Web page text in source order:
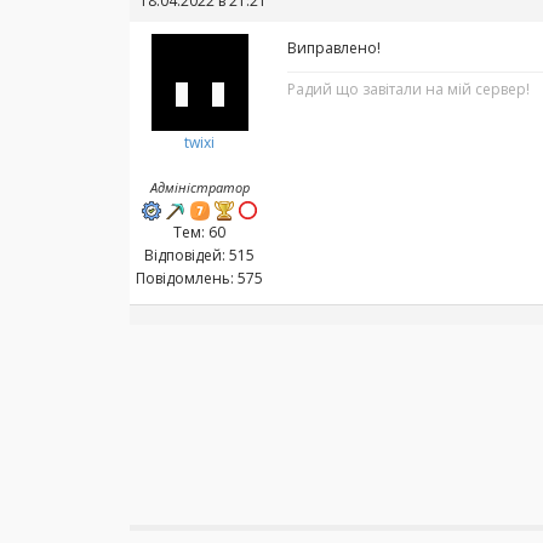
twixi
Адміністратор
Тем: 60
Відповідей: 515
Повідомлень: 575
Виправлено!
Радий що завітали на мій сервер!